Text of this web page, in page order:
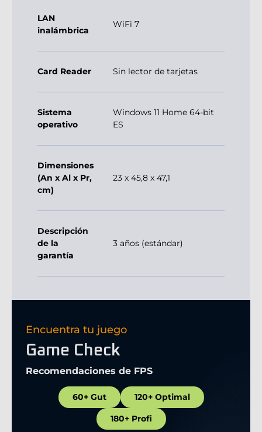
LAN
inalámbrica
WiFi 7
Card Reader Sin lector de tarjetas
Sistema
operativo
Windows 11 Home 64-bit
ES
Dimensiones
(An x Al x Pr,
cm)
23 x 45,8 x 47,1
Descripción
de la
garantía
3 años (estándar)
Encuentra tu juego
Game Check
Recomendaciones de FPS
60+ Gut 120+ Optimal
180+ Profi